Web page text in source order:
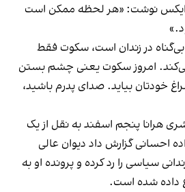
ایکس نوشت: «هر لحظه ممکن است
در زندان است، سکوت فقط
امروز سکوت یعنی چشم‌ بستن
خودتان بیاید. صدای پدرم باشید،
هرانا پنجم اسفند به نقل از یک
احسانی گزارش داد دیوان عالی
سیاسی را رد کرده و پرونده او به
داده شده است.